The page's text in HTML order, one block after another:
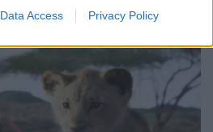
Data Access Privacy Policy